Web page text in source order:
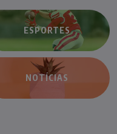
ESPORTES
NOTÍCIAS